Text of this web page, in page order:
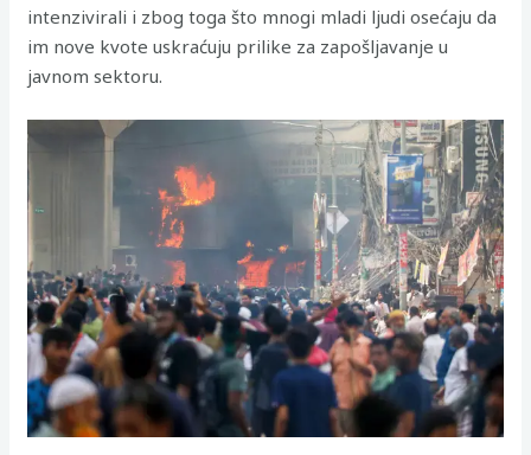
intenzivirali i zbog toga što mnogi mladi ljudi osećaju da
im nove kvote uskraćuju prilike za zapošljavanje u
javnom sektoru.